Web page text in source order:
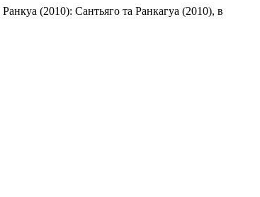
(2010): Сантьяго та Ранкагуа (2010), в